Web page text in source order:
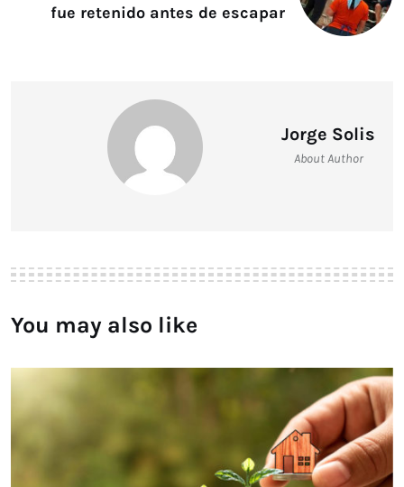
fue retenido antes de escapar
Jorge Solis
About Author
You may also like